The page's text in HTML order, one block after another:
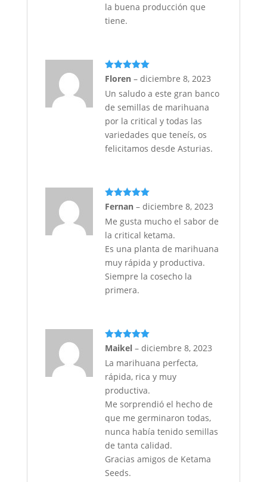
la buena producción que
tiene.
Valorado
con 5de 5
Floren – diciembre 8, 2023
Un saludo a este gran banco
de semillas de marihuana
por la critical y todas las
variedades que teneís, os
felicitamos desde Asturias.
Valorado
con5de 5
Fernan – diciembre 8, 2023
Me gusta mucho el sabor de
la critical ketama.
Es una planta de marihuana
muy rápida y productiva.
Siempre la cosecho la
primera.
Valorado
con5de 5
Maikel – diciembre 8, 2023
La marihuana perfecta,
rápida, rica y muy
productiva.
Me sorprendió el hecho de
que me germinaron todas,
nunca había tenido semillas
de tanta calidad.
Gracias amigos de Ketama
Seeds.